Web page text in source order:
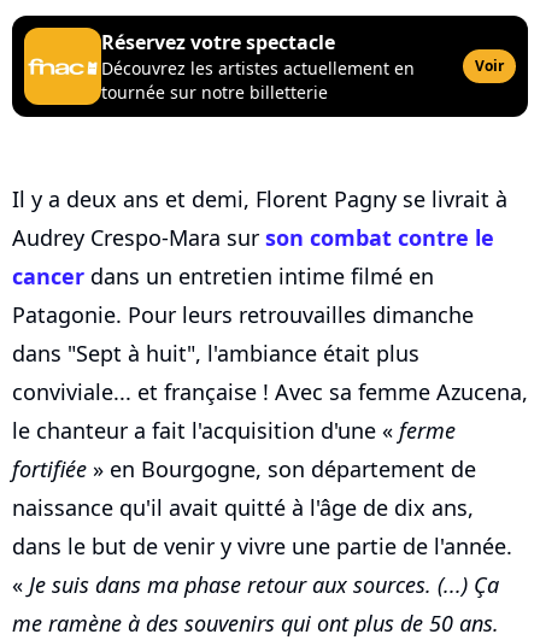
Réservez votre spectacle
Découvrez les artistes actuellement en
tournée sur notre billetterie
Voir
Il y a deux ans et demi, Florent Pagny se livrait à
Audrey Crespo-Mara sur son combat contre le
cancer dans un entretien intime filmé en
Patagonie. Pour leurs retrouvailles dimanche
dans "Sept à huit", l'ambiance était plus
conviviale... et française ! Avec sa femme Azucena,
le chanteur a fait l'acquisition d'une « ferme
fortifiée » en Bourgogne, son département de
naissance qu'il avait quitté à l'âge de dix ans,
dans le but de venir y vivre une partie de l'année.
« Je suis dans ma phase retour aux sources. (...) Ça
me ramène à des souvenirs qui ont plus de 50 ans.